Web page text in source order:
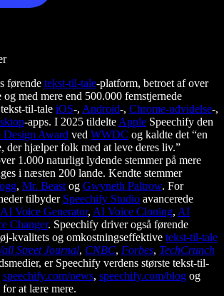
førende tekst-til-tale-platform, betroet af over
med mere end 500.000 femstjernede
til-tale iOS-, Android-, Chrome-udvidelse-,
-apps. I 2025 tildelte Apple Speechify den
Design Award ved WWDC og kaldte det “en
der hjælper folk med at leve deres liv.”
1.000 naturligt lydende stemmer på mere
i næsten 200 lande. Kendte stemmer
, Mr. Beast og Gwyneth Paltrow. For
tilbyder Speechify Studio avancerede
AI Voice Generator, AI Voice Cloning, AI
Changer. Speechify driver også førende
kvalitets og omkostningseffektive tekst-til-tale
Street Journal, CNBC, Forbes, TechCrunch
er Speechify verdens største tekst-til-
speechify.com/news, speechify.com/blog og
for at lære mere.